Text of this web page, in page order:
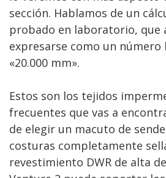
sección. Hablamos de un
probado en laboratorio, que
expresarse como un número
«20.000 mm».
Estos son los tejidos
frecuentes que vas a
de elegir un macuto de
costuras completamente
revestimiento DWR de alta